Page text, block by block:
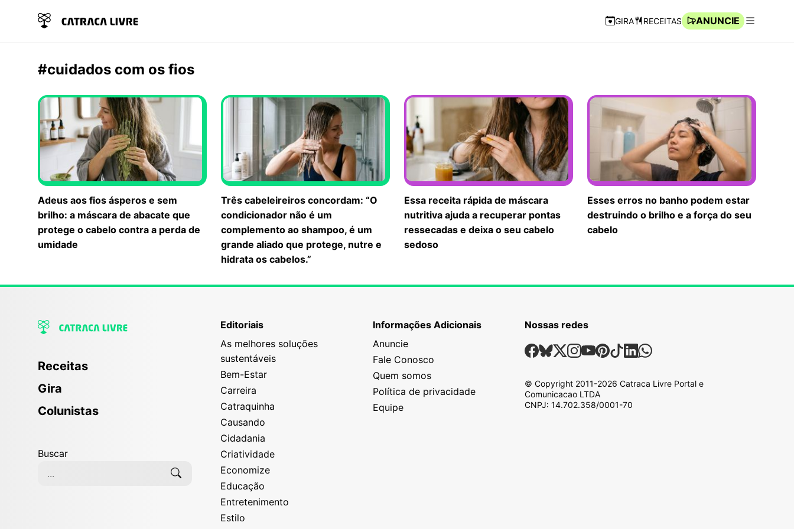
Navegação Rápida
GIRA RECEITAS
ANUNCIE
#cuidados com os fios
Adeus aos fios ásperos e sem
brilho: a máscara de abacate que
protege o cabelo contra a perda de
umidade
Três cabeleireiros concordam: “O
condicionador não é um
complemento ao shampoo, é um
grande aliado que protege, nutre e
hidrata os cabelos.”
Essa receita rápida de máscara
nutritiva ajuda a recuperar pontas
ressecadas e deixa o seu cabelo
sedoso
Esses erros no banho podem estar
destruindo o brilho e a força do seu
cabelo
Receitas
Gira
Colunistas
Buscar
Editoriais
As melhores soluções
sustentáveis
Bem-Estar
Carreira
Catraquinha
Causando
Cidadania
Criatividade
Economize
Educação
Entretenimento
Estilo
Informações Adicionais
Anuncie
Fale Conosco
Quem somos
Política de privacidade
Equipe
Nossas redes
Nossas Redes Sociais
Facebook
Bsky
X Instagram
Youtube
Pinterest
TiktokLinkedin
Whatsapp
© Copyright 2011-2026 Catraca Livre Portal e
Comunicacao LTDA
CNPJ: 14.702.358/0001-70